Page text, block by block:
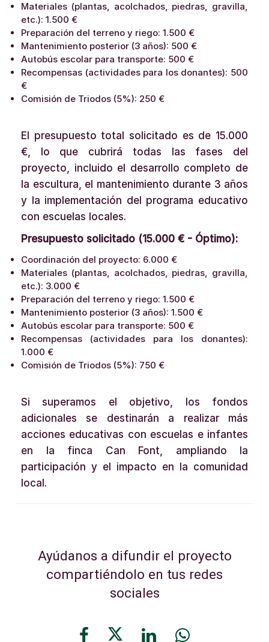
Materiales (plantas, acolchados, piedras, gravilla,
etc.): 1.500 €
Preparación del terreno y riego: 1.500 €
Mantenimiento posterior (3 años): 500 €
Autobús escolar para transporte: 500 €
Recompensas (actividades para los donantes): 500
€
Comisión de Triodos (5%): 250 €
El presupuesto total solicitado es de 15.000
€, lo que cubrirá todas las fases del
proyecto, incluido el desarrollo completo de
la escultura, el mantenimiento durante 3 años
y la implementación del programa educativo
con escuelas locales.
Presupuesto solicitado (15.000 € - Óptimo):
Coordinación del proyecto: 6.000 €
Materiales (plantas, acolchados, piedras, gravilla,
etc.): 3.000 €
Preparación del terreno y riego: 1.500 €
Mantenimiento posterior (3 años): 1.500 €
Autobús escolar para transporte: 500 €
Recompensas (actividades para los donantes):
1.000 €
Comisión de Triodos (5%): 750 €
Si superamos el objetivo, los fondos
adicionales se destinarán a realizar más
acciones educativas con escuelas e infantes
en la finca Can Font, ampliando la
participación y el impacto en la comunidad
local.
Ayúdanos a difundir el proyecto
compartiéndolo en tus redes
sociales